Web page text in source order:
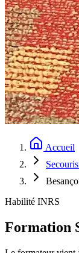
Accueil
Habilité INRS
Formation